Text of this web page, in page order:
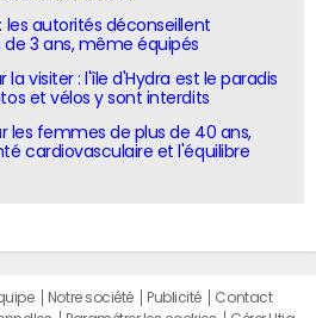
les autorités déconseillent
de 3 ans, même équipés
la visiter : l'île d'Hydra est le paradis
et vélos y sont interdits
les femmes de plus de 40 ans,
cardiovasculaire et l'équilibre
Notre société Publicité
Contact